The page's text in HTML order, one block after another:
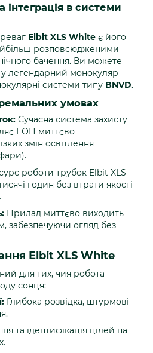
інтеграція в системи
Elbit XLS White є його
розповсюдженими
бачення. Ви можете
легендарний монокуляр
системи типу BNVD.
умовах
Сучасна система захисту
ЕОП миттєво
змін освітлення
роботи трубок Elbit XLS
годин без втрати якості
Прилад миттєво виходить
забезпечуючи огляд без
Elbit XLS White
для тих, чия робота
сонця:
Глибока розвідка, штурмові
та ідентифікація цілей на